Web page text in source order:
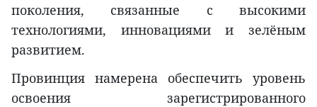
поколения, связанные с высокими
технологиями, инновациями и зелёным
развитием.
Провинция намерена обеспечить уровень
освоения зарегистрированного